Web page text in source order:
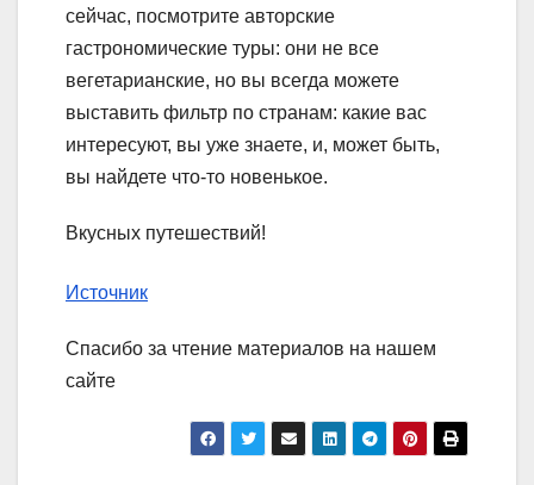
сейчас, посмотрите авторские
гастрономические туры: они не все
вегетарианские, но вы всегда можете
выставить фильтр по странам: какие вас
интересуют, вы уже знаете, и, может быть,
вы найдете что-то новенькое.
Вкусных путешествий!
Источник
Спасибо за чтение материалов на нашем
сайте